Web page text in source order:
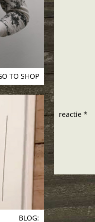
TO SHOP
BLOG:
reactie *